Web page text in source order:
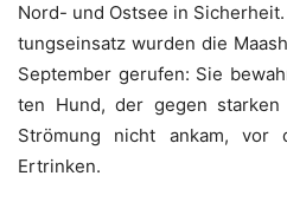
Nord- und Ost­see in
tungs­ein­satz wur­den die
Sep­tem­ber geru­fen: Sie
ten Hund, der gegen
Strö­mung nicht ankam, vor
Ertrinken.